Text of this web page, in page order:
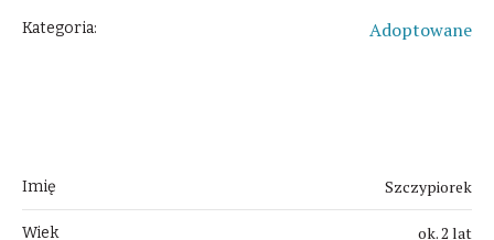
Kategoria: Adoptowane
Imię Szczypiorek
Wiek ok. 2 lat